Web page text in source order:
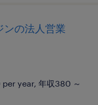
ンの法人営業
year, 年収380 ～